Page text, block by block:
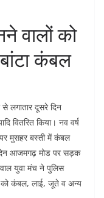
वालों को
कंबल
लगातार दूसरे दिन
वितरित किया। नव वर्ष
मुसहर बस्ती में कंबल
आजमगढ़ मोड पर सड़क
युवा मंच ने पुलिस
को कंबल, लाई, जूते व अन्य